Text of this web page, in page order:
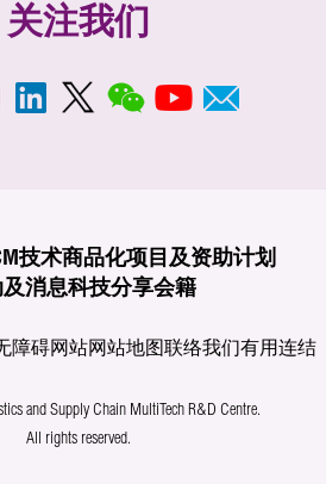
关注我们
技术商品化项目及资助计划
消息科技分享会籍
障碍网站网站地图联络我们有用连结
and Supply Chain MultiTech R&D Centre.
All rights reserved.